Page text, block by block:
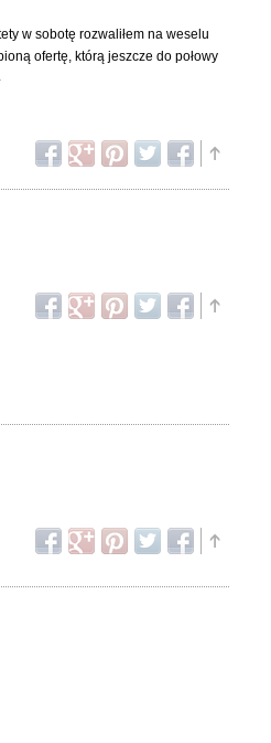
w sobotę rozwaliłem na weselu
ofertę, którą jeszcze do połowy